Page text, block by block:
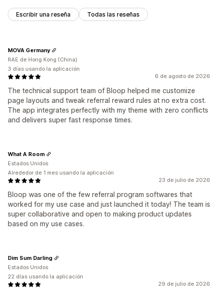
Escribir una reseña Todas las reseñas
6 de agosto de 2026
The technical support team of Bloop helped me customize
page layouts and tweak referral reward rules at no extra cost.
The app integrates perfectly with my theme with zero conflicts
and delivers super fast response times.
MOVA Germany
RAE de Hong Kong (China)
3 días usando la aplicación
23 de julio de 2026
Bloop was one of the few referral program softwares that
worked for my use case and just launched it today! The team is
super collaborative and open to making product updates
based on my use cases.
What A Room
Estados Unidos
Alrededor de 1 mes usando la aplicación
29 de julio de 2026
Dim Sum Darling
Estados Unidos
22 días usando la aplicación